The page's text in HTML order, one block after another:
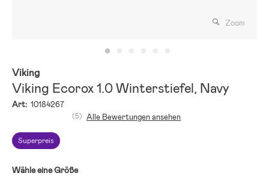
Zoom
Viking
Viking Ecorox 1.0 Winterstiefel, Navy
Art: 10184267
Superpreis
(5) Alle Bewertungen ansehen
Wähle eine Größe